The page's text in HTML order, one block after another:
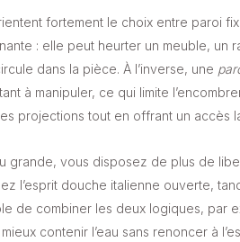
fortement le choix entre paroi
: elle peut heurter un meuble, un
dans la pièce. À l’inverse, une
à manipuler, ce qui limite
projections tout en offrant un accès
grande, vous disposez de plus de
l’esprit douche italienne ouverte,
de combiner les deux logiques, par
contenir l’eau sans renoncer à